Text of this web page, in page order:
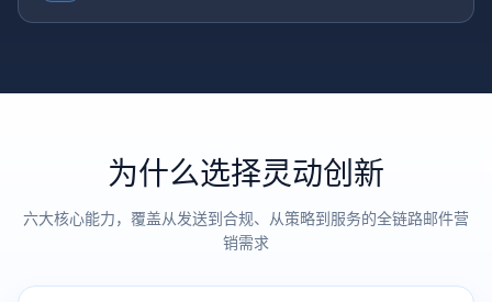
为什么选择灵动创新
六大核心能力，覆盖从发送到合规、从策略到服务的全链路邮件营
销需求